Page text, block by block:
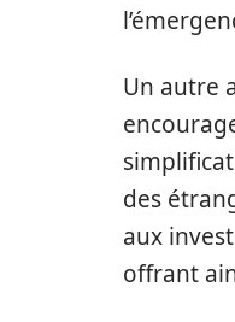
Un autre
des
aux
offrant